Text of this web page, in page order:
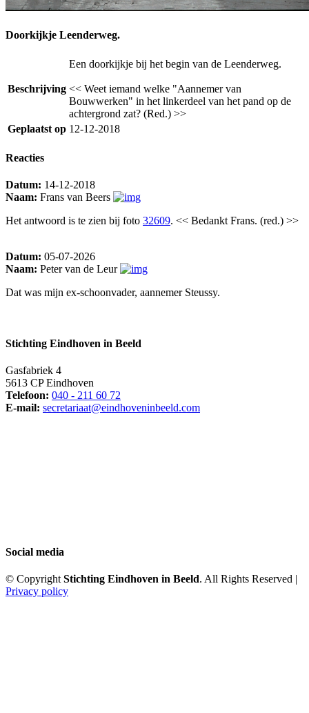
Doorkijkje Leenderweg.
Beschrijving
Een doorkijkje bij het begin van de Leenderweg.
<< Weet iemand welke "Aannemer van
Bouwwerken" in het linkerdeel van het pand op de
achtergrond zat? (Red.) >>
Geplaatst op 12-12-2018
Reacties
Datum: 14-12-2018
Naam: Frans van Beers
Het antwoord is te zien bij foto 32609. << Bedankt Frans. (red.) >>
Datum: 05-07-2026
Naam: Peter van de Leur
Dat was mijn ex-schoonvader, aannemer Steussy.
Stichting Eindhoven in Beeld
Gasfabriek 4
5613 CP Eindhoven
Telefoon: 040 - 211 60 72
E-mail: secretariaat@eindhoveninbeeld.com
Social media
© CopyrightStichting Eindhoven in Beeld. All Rights Reserved |
Privacy policy